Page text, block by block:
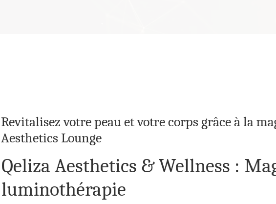
Revitalisez votre peau et votre corps grâce à la
Aesthetics Lounge
Qeliza Aesthetics & Wellness :
luminothérapie